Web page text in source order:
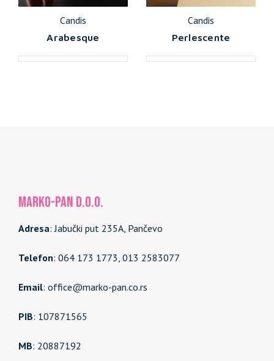
Candis
Arabesque
Candis
Perlescente
MARKO-PAN d.o.o.
Adresa: Jabučki put 235A, Pančevo
Telefon: 064 173 1773, 013 2583077
Email: office@marko-pan.co.rs
PIB: 107871565
MB: 20887192